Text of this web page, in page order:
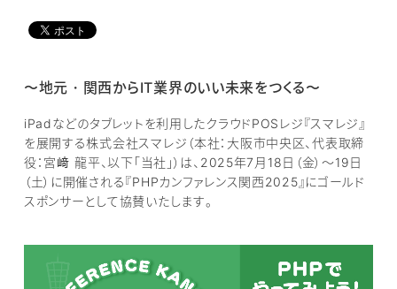
〜地元・関西からIT業界のいい未来をつくる〜
iPadなどのタブレットを利用したクラウドPOSレジ『スマレジ』
を展開する株式会社スマレジ（本社：大阪市中央区、代表取締
役：宮﨑 龍平、以下「当社」）は、2025年7月18日（金）～19日
（土）に開催される『PHPカンファレンス関西2025』にゴールド
スポンサーとして協賛いたします。